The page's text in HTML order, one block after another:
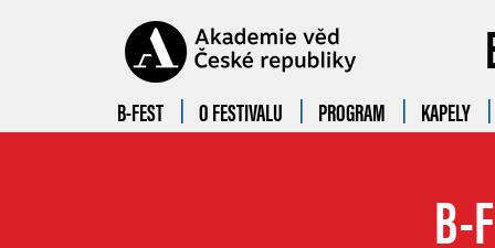
B-FEST O FESTIVALU PROGRAM KAPELY
B-